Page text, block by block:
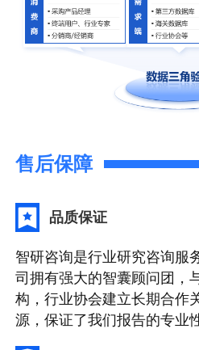
售后保障
品质保证
智研咨询是行业研究咨询服
司拥有强大的智囊顾问团，
构，行业协会建立长期合作
源，保证了我们报告的专业性